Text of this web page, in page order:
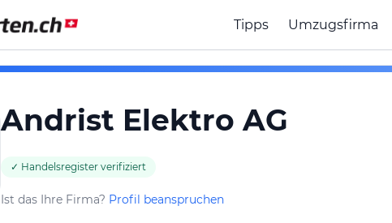
Tipps Umzugsfirma
Andrist Elektro AG
✓ Handelsregister verifiziert
Ist das Ihre Firma? Profil beanspruchen